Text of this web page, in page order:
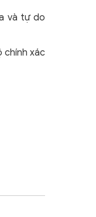
và tự do
chính xác